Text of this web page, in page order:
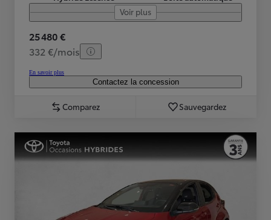
Voir plus
25 480 €
332 €/mois
En savoir plus
Contactez la concession
Comparez Sauvegardez